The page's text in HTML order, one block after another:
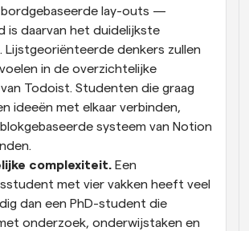
lay-outs —
is daarvan het duidelijkste
Lijstgeoriënteerde denkers zullen
in de overzichtelijke
Todoist. Studenten die graag
ideeën met elkaar verbinden,
systeem van Notion
complexiteit. Een
met vier vakken heeft veel
dan een PhD-student die
onderzoek, onderwijstaken en